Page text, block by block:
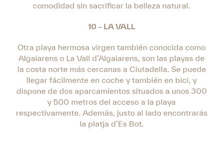
comodidad sin sacrificar la belleza natural.
10 – LA VALL
Otra playa hermosa virgen también conocida como
Algaiarens o La Vall d’Algaiarens, son las playas de
la costa norte más cercanas a Ciutadella. Se puede
llegar fácilmente en coche y también en bici, y
dispone de dos aparcamientos situados a unos 300
y 500 metros del acceso a la playa
respectivamente. Además, justo al lado encontrarás
la platja d’Es Bot.